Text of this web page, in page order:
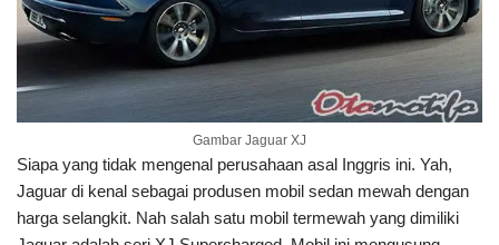
Gambar Jaguar XJ
Siapa yang tidak mengenal perusahaan asal Inggris ini. Yah,
Jaguar di kenal sebagai produsen mobil sedan mewah dengan
harga selangkit. Nah salah satu mobil termewah yang dimiliki